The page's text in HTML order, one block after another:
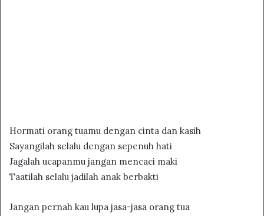
Hormati orang tuamu dengan cinta dan kasih
Sayangilah selalu dengan sepenuh hati
Jagalah ucapanmu jangan mencaci maki
Taatilah selalu jadilah anak berbakti
Jangan pernah kau lupa jasa-jasa orang tua